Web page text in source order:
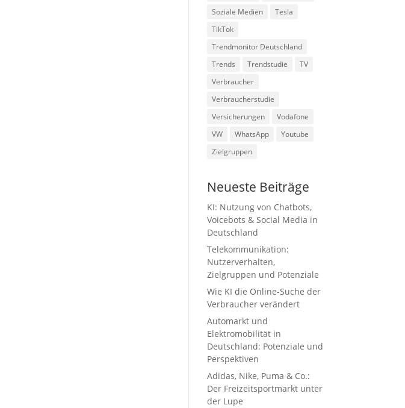
Soziale Medien
Tesla
TikTok
Trendmonitor Deutschland
Trends
Trendstudie
TV
Verbraucher
Verbraucherstudie
Versicherungen
Vodafone
VW
WhatsApp
Youtube
Zielgruppen
Neueste Beiträge
KI: Nutzung von Chatbots,
Voicebots & Social Media in
Deutschland
Telekommunikation:
Nutzerverhalten,
Zielgruppen und Potenziale
Wie KI die Online-Suche der
Verbraucher verändert
Automarkt und
Elektromobilität in
Deutschland: Potenziale und
Perspektiven
Adidas, Nike, Puma & Co.:
Der Freizeitsportmarkt unter
der Lupe